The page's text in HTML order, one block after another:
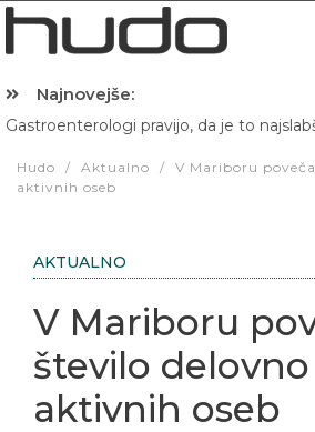
Najnovejše:
Gastroenterologi pravijo, da je to
Hudo / Aktualno /
V Mariboru
aktivnih oseb
AKTUALNO
V Mariboru
število delovno
aktivnih oseb